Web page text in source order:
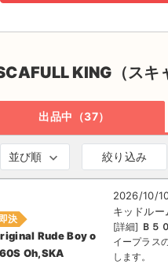
KING（スキ
出品中（37）
並び順 絞り込み
決
Rude Boy o
Oh,SKA
2026/10/
キッドルー
[詳細] Ｂ５
イープラス
します。